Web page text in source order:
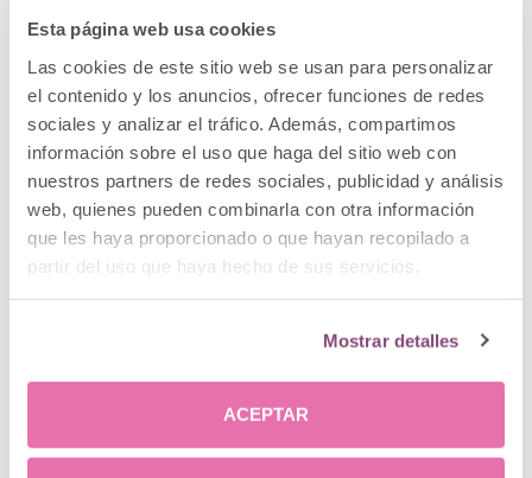
Esta página web usa cookies
Las cookies de este sitio web se usan para personalizar
el contenido y los anuncios, ofrecer funciones de redes
sociales y analizar el tráfico. Además, compartimos
información sobre el uso que haga del sitio web con
nuestros partners de redes sociales, publicidad y análisis
web, quienes pueden combinarla con otra información
que les haya proporcionado o que hayan recopilado a
partir del uso que haya hecho de sus servicios.
Mostrar detalles
ACEPTAR
Para conocer
después del parto y qué método es el mejor para ti
es necesaria una evaluación previa para saber el
estado de los tejidos por parte de un profesional.
Según el caso, se personalizarán unas pautas o
tratamiento para volver a recuperar la funcionalidad
completa de la zona. En nuestraclínica de cirugía
estética en Madridtienes a tu disposición a un
equipo médico que podrá resolver todas tus dudas
y elaborar un plan con el que alcanzar los resultados
que esperas, así que no dudes en consultarles.